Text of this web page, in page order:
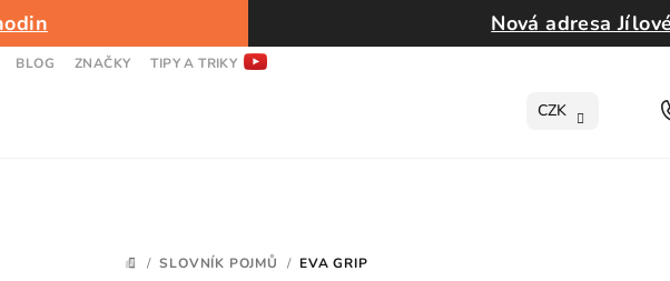
Nová adresa
BLOG ZNAČKY TIPY A TRIKY
CZK
DOMŮ
/ SLOVNÍK POJMŮ / EVA GRIP